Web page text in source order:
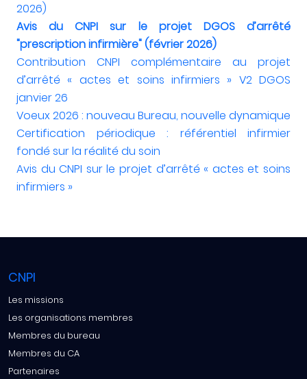
2026)
Avis du CNPI sur le projet DGOS d’arrêté
"prescription infirmière" (février 2026)
Contribution CNPI complémentaire au projet
d’arrêté « actes et soins infirmiers » V2 DGOS
janvier 26
Voeux 2026 : nouveau Bureau, nouvelle dynamique
Certification périodique : référentiel infirmier
fondé sur la réalité du soin
Avis du CNPI sur le projet d’arrêté « actes et soins
infirmiers »
CNPI
Les missions
Les organisations membres
Membres du bureau
Membres du CA
Partenaires